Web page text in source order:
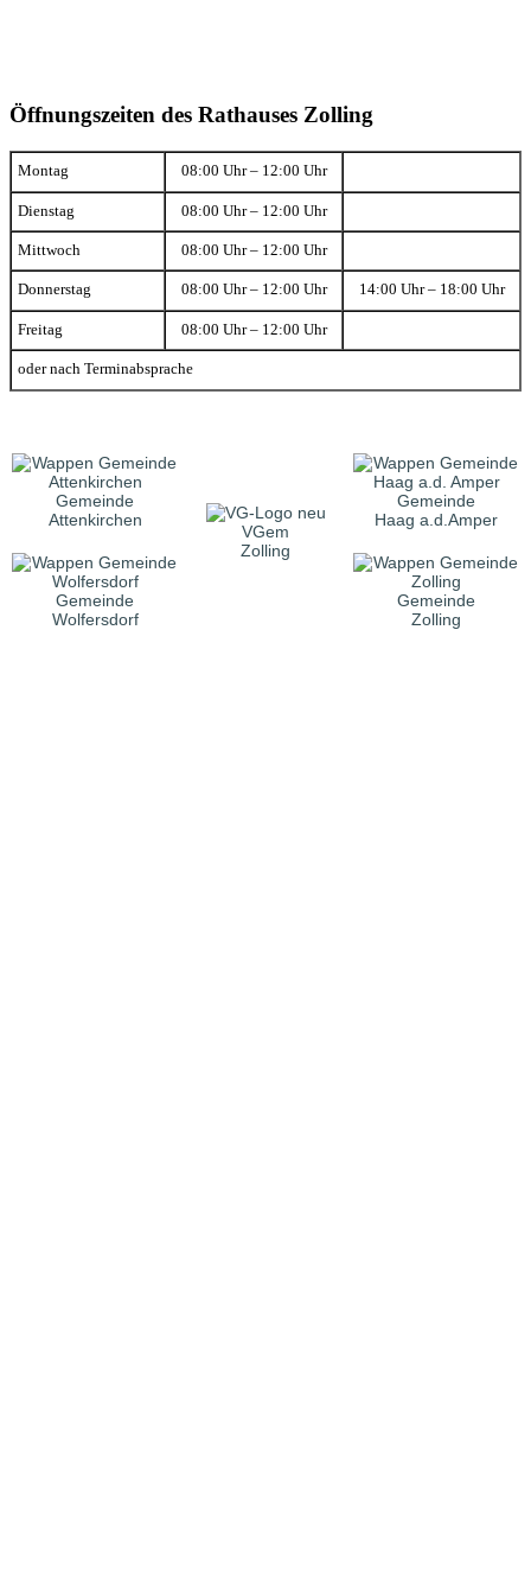
Öffnungszeiten des Rathauses Zolling
Montag 08:00 Uhr – 12:00 Uhr
Dienstag 08:00 Uhr – 12:00 Uhr
Mittwoch 08:00 Uhr – 12:00 Uhr
Donnerstag 08:00 Uhr – 12:00 Uhr 14:00 Uhr – 18:00 Uhr
Freitag 08:00 Uhr – 12:00 Uhr
oder nach Terminabsprache
Gemeinde
Attenkirchen
VGem
Zolling
Gemeinde
Haag a.d.Amper
Gemeinde
Wolfersdorf
Gemeinde
Zolling